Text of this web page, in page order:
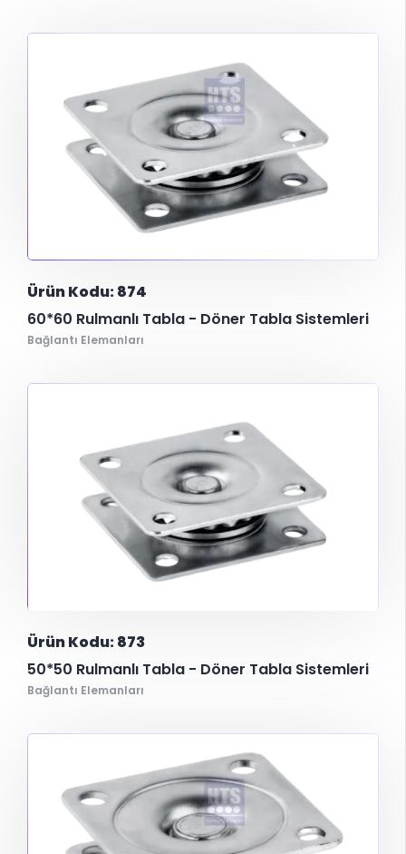
Ürün Kodu: 874
60*60 Rulmanlı Tabla - Döner Tabla Sistemleri
Bağlantı Elemanları
Ürün Kodu: 873
50*50 Rulmanlı Tabla - Döner Tabla Sistemleri
Bağlantı Elemanları